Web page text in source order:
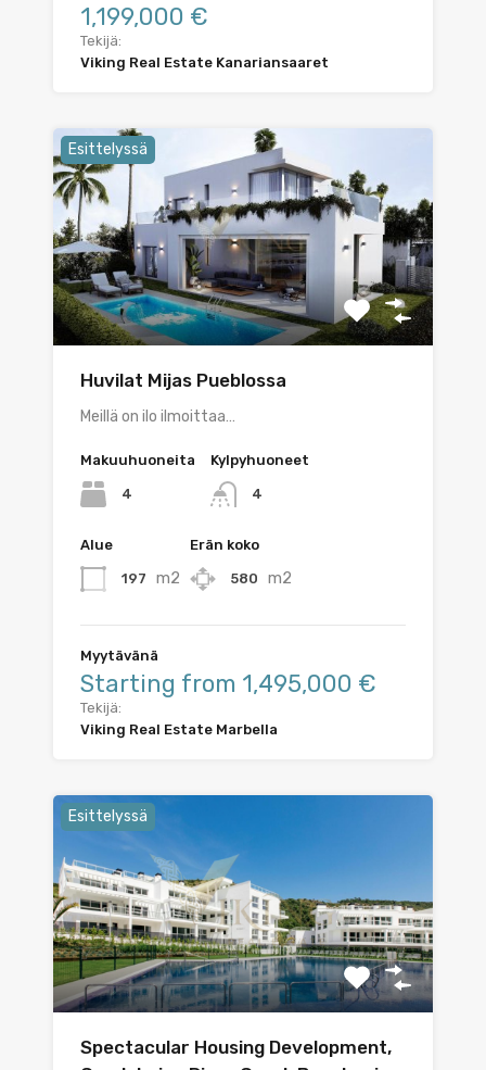
1,199,000 €
Tekijä:
Viking Real Estate Kanariansaaret
Esittelyssä
Huvilat Mijas Pueblossa
Meillä on ilo ilmoittaa…
Makuuhuoneita
4
Kylpyhuoneet
4
Alue
197 m2
Erän koko
580 m2
Myytävänä
Starting from 1,495,000 €
Tekijä:
Viking Real Estate Marbella
Esittelyssä
Spectacular Housing Development,